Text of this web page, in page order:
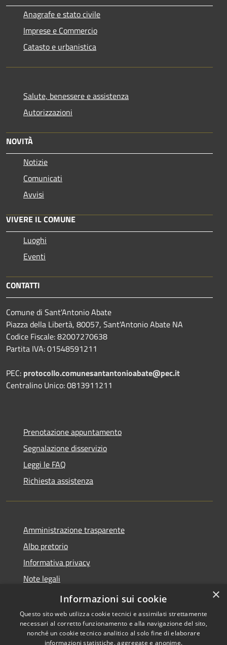
Anagrafe e stato civile
Imprese e Commercio
Catasto e urbanistica
Salute, benessere e assistenza
Autorizzazioni
NOVITÀ
Notizie
Comunicati
Avvisi
VIVERE IL COMUNE
Luoghi
Eventi
CONTATTI
Comune di Sant'Antonio Abate
Piazza della Libertà, 80057, Sant'Antonio Abate NA
Codice Fiscale: 82007270638
Partita IVA: 01548591211
PEC: protocollo.comunesantantonioabate@pec.it
Centralino Unico: 0813911211
Prenotazione appuntamento
Segnalazione disservizio
Leggi le FAQ
Richiesta assistenza
Amministrazione trasparente
Albo pretorio
Informativa privacy
Note legali
Dichiarazione di accessibilità
×
Informazioni sui cookie
Questo sito web utilizza cookie tecnici e assimilati strettamente
necessari al corretto funzionamento e alla navigazione del sito,
nonché un cookie tecnico analitico al solo fine di elaborare
informazioni statistiche, aggregate e anonime.